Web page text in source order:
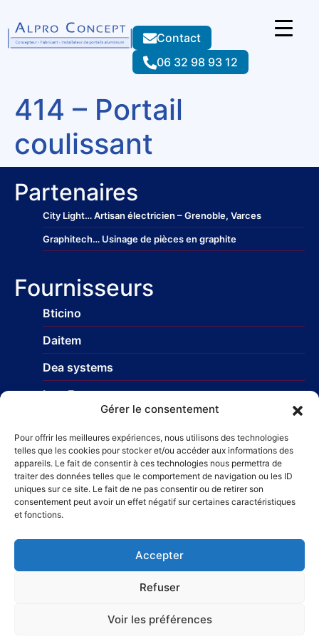
Gérer le consentement
Pour offrir les meilleures expériences, nous utilisons des technologies
telles que les cookies pour stocker et/ou accéder aux informations des
appareils. Le fait de consentir à ces technologies nous permettra de
traiter des données telles que le comportement de navigation ou les ID
uniques sur ce site. Le fait de ne pas consentir ou de retirer son
consentement peut avoir un effet négatif sur certaines caractéristiques
et fonctions.
Accepter
Refuser
Voir les préférences
Contact
06 32 98 93 12
414 – Portail
coulissant
Partenaires
City Light… Artisan électricien – Grenoble, Varces
Graphitech… Usinage de pièces en graphite
Fournisseurs
Bticino
Daitem
Dea systems
Isea France
Profils-systemes
Réseau